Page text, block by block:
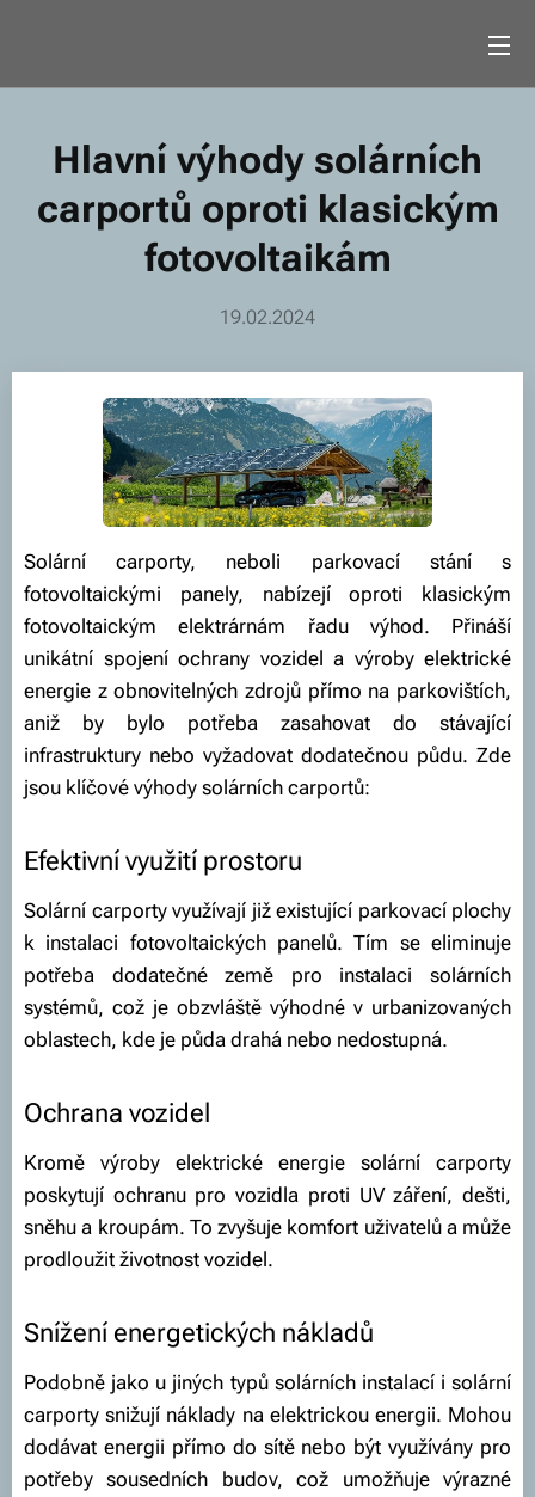
Hlavní výhody solárních
carportů oproti klasickým
fotovoltaikám
19.02.2024
Solární carporty, neboli parkovací stání s
fotovoltaickými panely, nabízejí oproti klasickým
fotovoltaickým elektrárnám řadu výhod. Přináší
unikátní spojení ochrany vozidel a výroby elektrické
energie z obnovitelných zdrojů přímo na parkovištích,
aniž by bylo potřeba zasahovat do stávající
infrastruktury nebo vyžadovat dodatečnou půdu. Zde
jsou klíčové výhody solárních carportů:
Efektivní využití prostoru
Solární carporty využívají již existující parkovací plochy
k instalaci fotovoltaických panelů. Tím se eliminuje
potřeba dodatečné země pro instalaci solárních
systémů, což je obzvláště výhodné v urbanizovaných
oblastech, kde je půda drahá nebo nedostupná.
Ochrana vozidel
Kromě výroby elektrické energie solární carporty
poskytují ochranu pro vozidla proti UV záření, dešti,
sněhu a kroupám. To zvyšuje komfort uživatelů a může
prodloužit životnost vozidel.
Snížení energetických nákladů
Podobně jako u jiných typů solárních instalací i solární
carporty snižují náklady na elektrickou energii. Mohou
dodávat energii přímo do sítě nebo být využívány pro
potřeby sousedních budov, což umožňuje výrazné